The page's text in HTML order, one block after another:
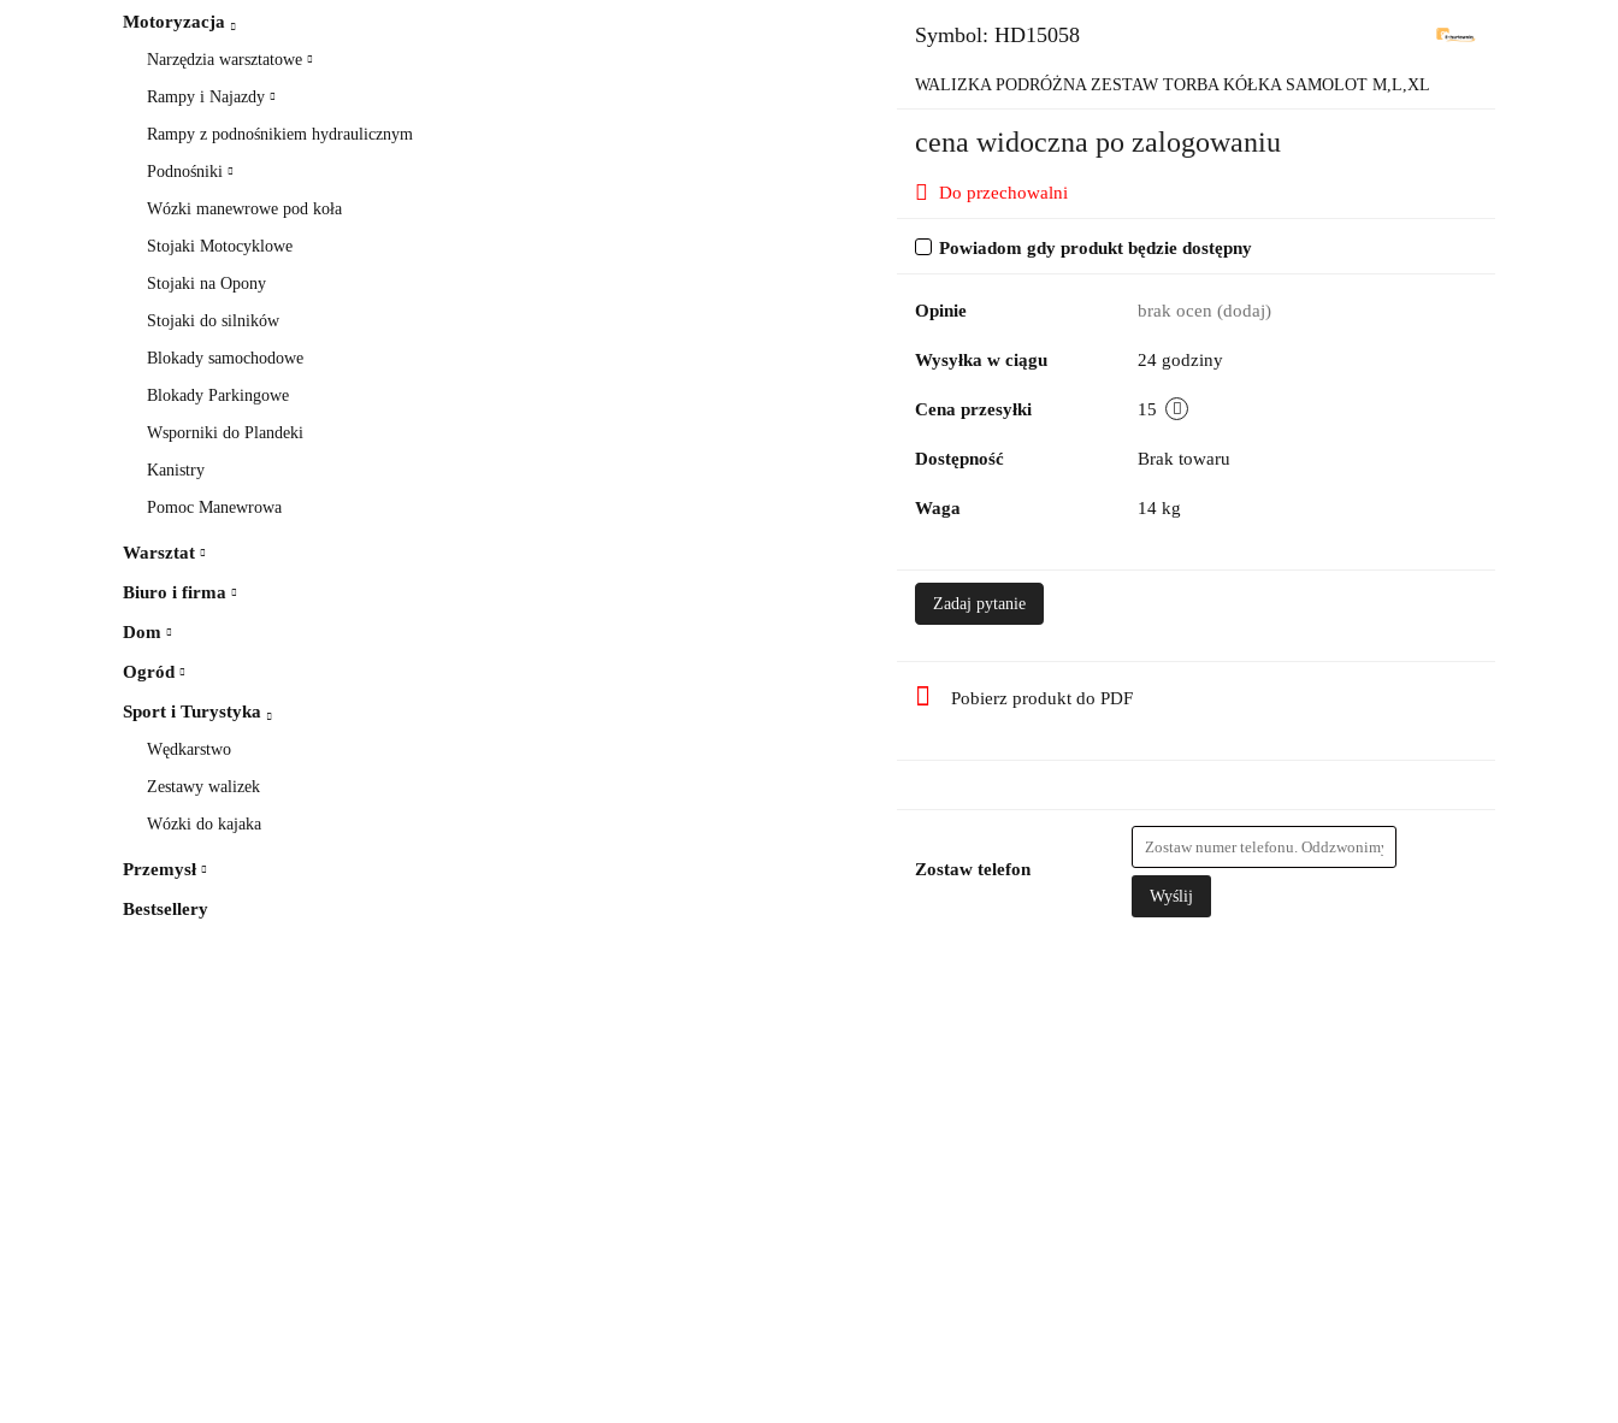
Motoryzacja
Narzędzia warsztatowe
Rampy i Najazdy
Rampy z podnośnikiem hydraulicznym
Podnośniki
Wózki manewrowe pod koła
Stojaki Motocyklowe
Stojaki na Opony
Stojaki do silników
Blokady samochodowe
Blokady Parkingowe
Wsporniki do Plandeki
Kanistry
Pomoc Manewrowa
Warsztat
Biuro i firma
Dom
Ogród
Sport i Turystyka
Wędkarstwo
Zestawy walizek
Wózki do kajaka
Przemysł
Bestsellery
Symbol:HD15058
WALIZKA PODRÓŻNA ZESTAW TORBA KÓŁKA SAMOLOT M,L,XL
cena widoczna po zalogowaniu
Do przechowalni
Powiadom gdy produkt będzie dostępny
Opinie brak ocen(dodaj)
Wysyłka w ciągu 24 godziny
Cena przesyłki 15
Dostępność Brak towaru
Waga 14 kg
Zadaj pytanie
Pobierz produkt do PDF
Zostaw telefon
Wyślij